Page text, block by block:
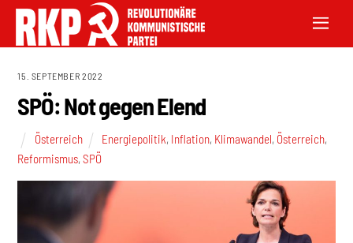
15. SEPTEMBER 2022
SPÖ: Not gegen Elend
Österreich Energiepolitik, Inflation, Klimawandel, Österreich,
Reformismus,SPÖ